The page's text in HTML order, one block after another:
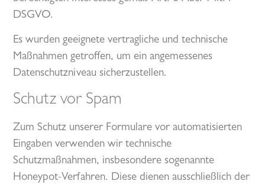
DSGVO.
Es wurden geeignete vertragliche und technische
Maßnahmen getroffen, um ein angemessenes
Datenschutzniveau sicherzustellen.
Schutz vor Spam
Zum Schutz unserer Formulare vor automatisierten
Eingaben verwenden wir technische
Schutzmaßnahmen, insbesondere sogenannte
Honeypot-Verfahren. Diese dienen ausschließlich der